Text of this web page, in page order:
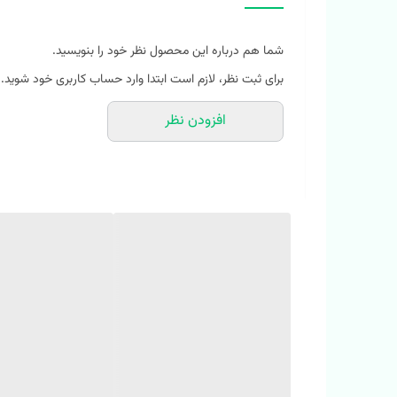
اسپرت مناسب دختر و پسر قشنگتون
دکمه های فلزی و چفتی قشنگش بهتون کمک میکنه که
فوق العاده نرم و راحته و جوجتون احساس خیلی خوبی داره
سایز بندی مناسب ۹ ماه تا ۴ سال
شما هم درباره این محصول نظر خود را بنویسید.
برای ثبت نظر، لازم است ابتدا وارد حساب کاربری خود شوید.
افزودن نظر